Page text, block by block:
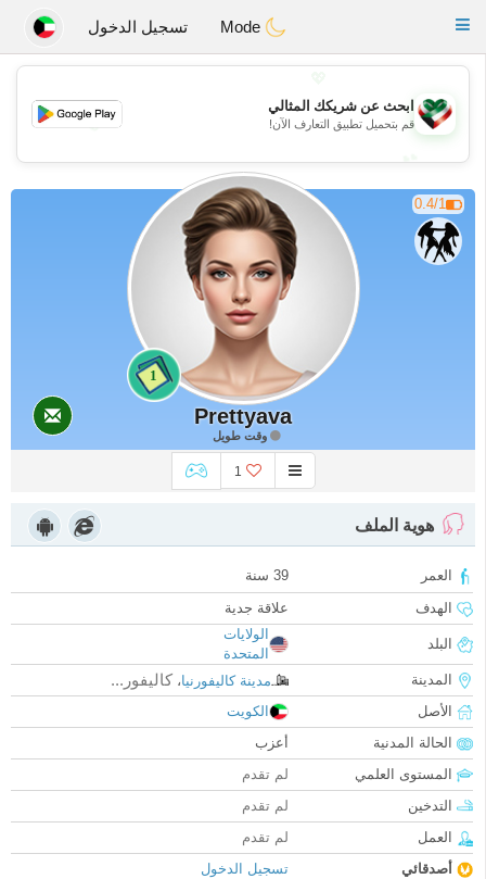
KuwaitChat
Toggle
تسجيل الدخول
💖
💕
ابحث عن شريكك المثالي
قم بتحميل تطبيق التعارف الآن!
0.4/1
1
Prettyava
وقت طويل
1
هوية الملف
العمر
39 سنة
الهدف
علاقة جدية
البلد
الولايات
المتحدة
المدينة
مدينة كاليفورنيا، كاليفور...
الأصل
الكويت
الحالة المدنية
أعزب
المستوى العلمي
لم تقدم
التدخين
لم تقدم
العمل
لم تقدم
أصدقائي
تسجيل الدخول